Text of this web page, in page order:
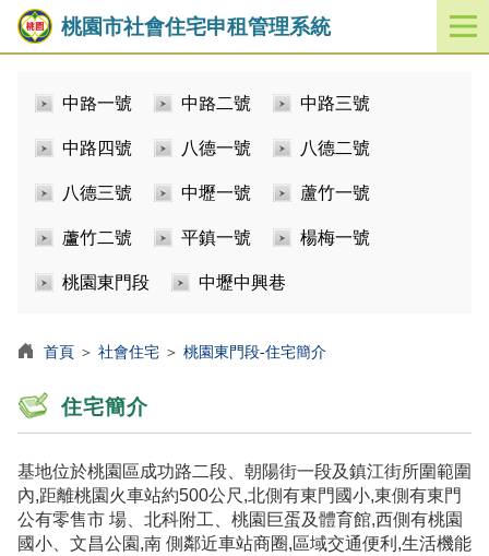
桃園市社會住宅申租管理系統
開
啟
中路一號 中路二號 中路三號
中路四號 八德一號 八德二號
八德三號 中壢一號 蘆竹一號
蘆竹二號 平鎮一號 楊梅一號
桃園東門段 中壢中興巷
首頁 ＞ 社會住宅 ＞ 桃園東門段-住宅簡介
住宅簡介
基地位於桃園區成功路二段、朝陽街一段及鎮江街所圍範圍
內,距離桃園火車站約500公尺,北側有東門國小,東側有東門
公有零售市 場、北科附工、桃園巨蛋及體育館,西側有桃園
國小、文昌公園,南 側鄰近車站商圈,區域交通便利,生活機能